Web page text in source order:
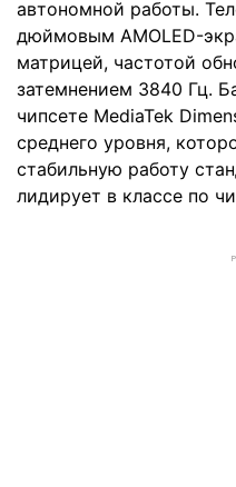
автономной работы.
дюймовым AMOLED-
матрицей, частотой
затемнением 3840 Гц.
чипсете MediaTek
среднего уровня,
стабильную работу
лидирует в классе по